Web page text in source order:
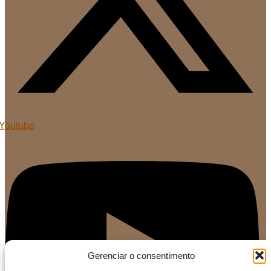
Gerenciar o consentimento